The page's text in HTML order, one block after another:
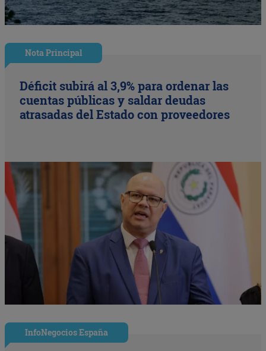
Nota Principal
Déficit subirá al 3,9% para ordenar las
cuentas públicas y saldar deudas
atrasadas del Estado con proveedores
InfoNegocios España